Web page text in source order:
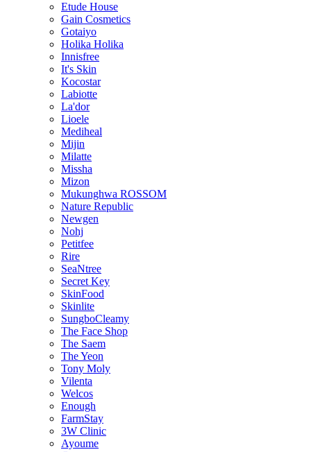
Etude House
Gain Cosmetics
Gotaiyo
Holika Holika
Innisfree
It's Skin
Kocostar
Labiotte
La'dor
Lioele
Mediheal
Mijin
Milatte
Missha
Mizon
Mukunghwa ROSSOM
Nature Republic
Newgen
Nohj
Petitfee
Rire
SeaNtree
Secret Key
SkinFood
Skinlite
SungboCleamy
The Face Shop
The Saem
The Yeon
Tony Moly
Vilenta
Welcos
Enough
FarmStay
3W Clinic
Ayoume